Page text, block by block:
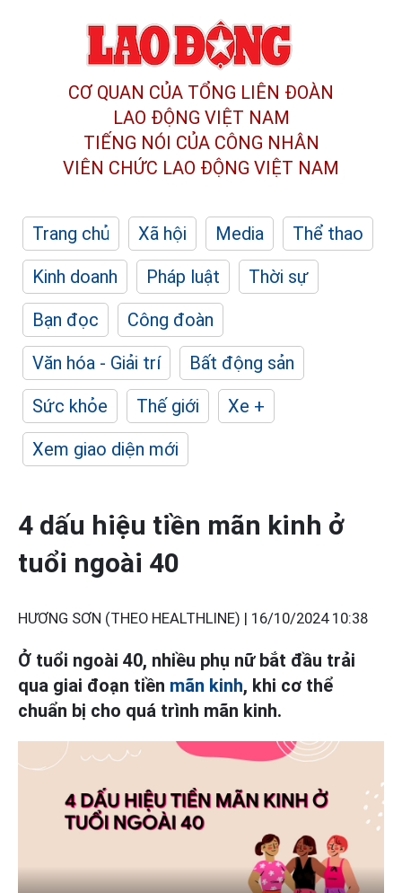
CƠ QUAN CỦA TỔNG LIÊN ĐOÀN
LAO ĐỘNG VIỆT NAM
TIẾNG NÓI CỦA CÔNG NHÂN
VIÊN CHỨC LAO ĐỘNG VIỆT NAM
Trang chủ Xã hội Media
Thể thao
Kinh doanh
Pháp luật
Thời sự
Bạn đọc
Công đoàn
Văn hóa - Giải trí
Bất động sản
Sức khỏe
Thế giới
Xe +
Xem giao diện mới
4 dấu hiệu tiền mãn kinh ở
tuổi ngoài 40
HƯƠNG SƠN (THEO HEALTHLINE) | 16/10/2024 10:38
Ở tuổi ngoài 40, nhiều phụ nữ bắt đầu trải
qua giai đoạn tiền mãn kinh, khi cơ thể
chuẩn bị cho quá trình mãn kinh.